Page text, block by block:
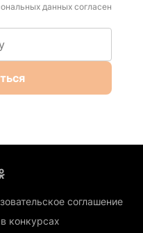
данных согласен
соглашение
конкурсах